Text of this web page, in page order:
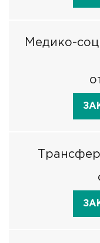
Медико-